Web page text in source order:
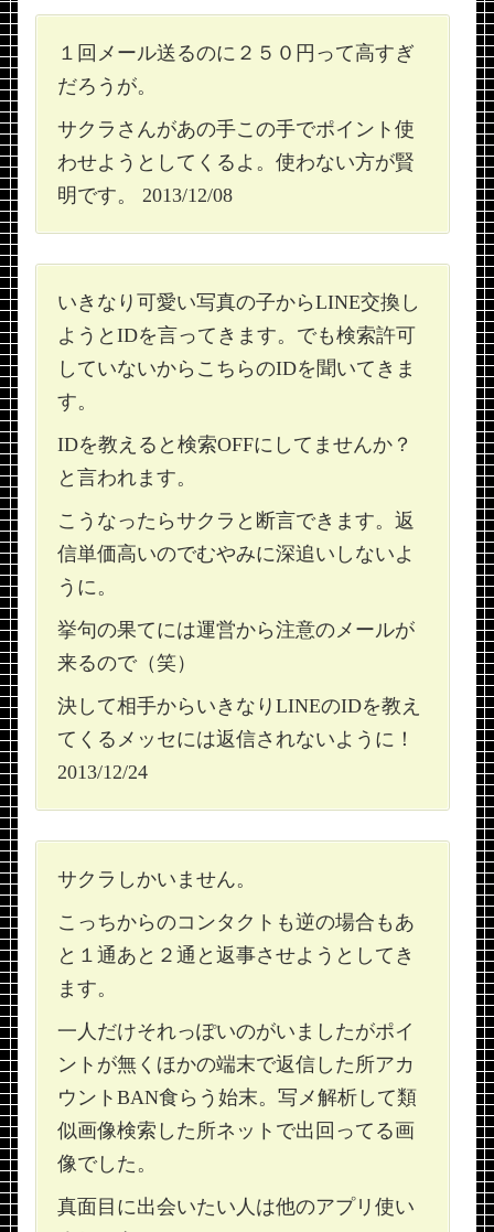
１回メール送るのに２５０円って高すぎ
だろうが。
サクラさんがあの手この手でポイント使
わせようとしてくるよ。使わない方が賢
明です。 2013/12/08
いきなり可愛い写真の子からLINE交換し
ようとIDを言ってきます。でも検索許可
していないからこちらのIDを聞いてきま
す。
IDを教えると検索OFFにしてませんか？
と言われます。
こうなったらサクラと断言できます。返
信単価高いのでむやみに深追いしないよ
うに。
挙句の果てには運営から注意のメールが
来るので（笑）
決して相手からいきなりLINEのIDを教え
てくるメッセには返信されないように！
2013/12/24
サクラしかいません。
こっちからのコンタクトも逆の場合もあ
と１通あと２通と返事させようとしてき
ます。
一人だけそれっぽいのがいましたがポイ
ントが無くほかの端末で返信した所アカ
ウントBAN食らう始末。写メ解析して類
似画像検索した所ネットで出回ってる画
像でした。
真面目に出会いたい人は他のアプリ使い